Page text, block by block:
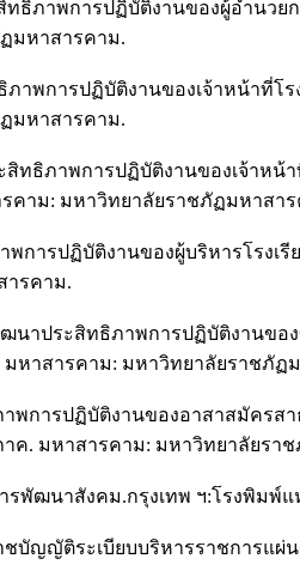
ทธิภาพการปฏิบัติงานของผู้อำน
มหาสารคาม.
ภาพการปฏิบัติงานของเจ้าหน้า
มหาสารคาม.
สิทธิภาพการปฏิบัติงานของเจ้
คาม: มหาวิทยาลัยราชภัฏมหาสาร
พการปฏิบัติงานของผู้บริหารโร
ารคาม.
ฒนาประสิทธิภาพการปฏิบัติงาน
าสารคาม: มหาวิทยาลัยราชภัฏ
พการปฏิบัติงานของอาสาสมัคร
. มหาสารคาม: มหาวิทยาลัยรา
พัฒนาสังคม.กรุงเทพ ฯ:โรงพิมพ์
ญญัติระเบียบบริหารราชการแผ่น